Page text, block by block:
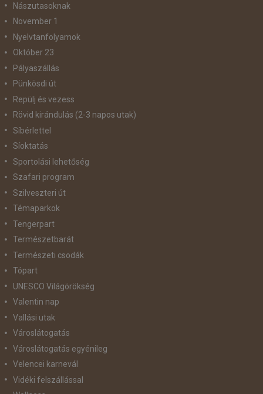
Nászutasoknak
November 1
Nyelvtanfolyamok
Október 23
Pályaszállás
Pünkösdi út
Repülj és vezess
Rövid kirándulás (2-3 napos utak)
Síbérlettel
Síoktatás
Sportolási lehetőség
Szafari program
Szilveszteri út
Témaparkok
Tengerpart
Természetbarát
Természeti csodák
Tópart
UNESCO Világörökség
Valentin nap
Vallási utak
Városlátogatás
Városlátogatás egyénileg
Velencei karnevál
Vidéki felszállással